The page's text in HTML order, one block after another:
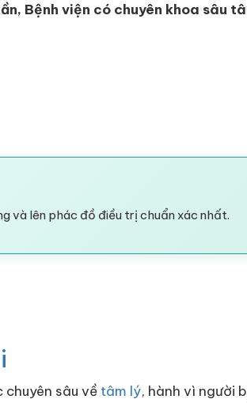
Bệnh viện có chuyên khoa sâu
và lên phác đồ điều trị chuẩn xác nhất.
sâu về tâm lý, hành vì người